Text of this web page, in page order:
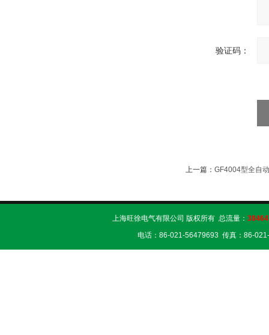
验证码：
上一篇： GF4004型全自
上海旺徐电气有限公司 版权所有 总流量：
电话：86-021-56479693 传真：86-